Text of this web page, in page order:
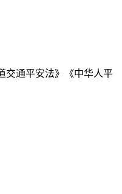
交通平安法》《中华人平